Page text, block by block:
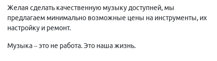
Желая сделать качественную музыку доступней, мы
предлагаем минимально возможные цены на инструменты, их
настройку и ремонт.
Музыка – это не работа. Это наша жизнь.